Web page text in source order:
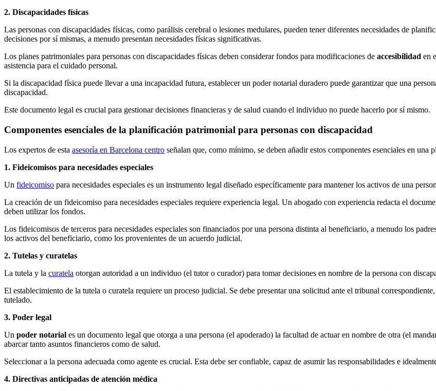
2. Discapacidades físicas
Las personas con discapacidades físicas, como parálisis cerebral o lesiones medulares, pueden tener diferentes necesidades de
decisiones por sí mismas, a menudo presentan necesidades físicas significativas.
Los planes patrimoniales para personas con discapacidades físicas deben considerar fondos para modificaciones de accesibilidad en
asistencia para el cuidado personal.
Si la discapacidad física puede llevar a una incapacidad futura, establecer un poder notarial duradero puede garantizar que una
discapacidad.
Este documento legal es crucial para gestionar decisiones financieras y de salud cuando el individuo no puede hacerlo por sí mismo.
Componentes esenciales de la planificación patrimonial para personas con discapacidad
Los expertos de esta asesoría en Barcelona centro señalan que, como mínimo, se deben añadir estos componentes esenciales en
1. Fideicomisos para necesidades especiales
Un fideicomiso para necesidades especiales es un instrumento legal diseñado específicamente para mantener los activos de una
La creación de un fideicomiso para necesidades especiales requiere experiencia legal. Un abogado con experiencia redacta el
deben utilizar los fondos.
Los fideicomisos de terceros para necesidades especiales son financiados por una persona distinta al beneficiario, a menudo los
los activos del beneficiario, como los provenientes de un acuerdo judicial.
2. Tutelas y curatelas
La tutela y la curatela otorgan autoridad a un individuo (el tutor o curador) para tomar decisiones en nombre de la persona con
El establecimiento de la tutela o curatela requiere un proceso judicial. Se debe presentar una solicitud ante el tribunal
tutelado.
3. Poder legal
Un poder notarial es un documento legal que otorga a una persona (el apoderado) la facultad de actuar en nombre de otra (el
abarcar tanto asuntos financieros como de salud.
Seleccionar a la persona adecuada como agente es crucial. Esta debe ser confiable, capaz de asumir las responsabilidades e
4. Directivas anticipadas de atención médica